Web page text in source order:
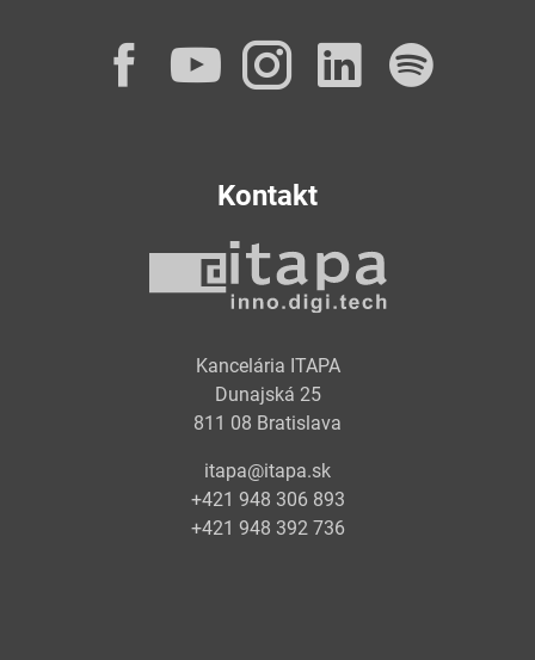
Facebook
YouTube
Instagram
Kontakt
Kancelária ITAPA
Dunajská 25
811 08 Bratislava
itapa@itapa.sk
+421 948 306 893
+421 948 392 736